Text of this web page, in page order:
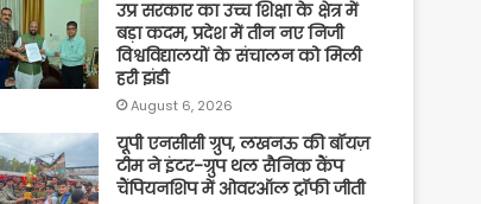
उप्र सरकार का उच्च शिक्षा के क्षेत्र में
बड़ा कदम, प्रदेश में तीन नए निजी
विश्वविद्यालयों के संचालन को मिली
हरी झंडी
August 6, 2026
यूपी एनसीसी ग्रुप, लखनऊ की बॉयज़
टीम ने इंटर-ग्रुप थल सैनिक कैंप
चैंपियनशिप में ओवरऑल ट्रॉफी जीती